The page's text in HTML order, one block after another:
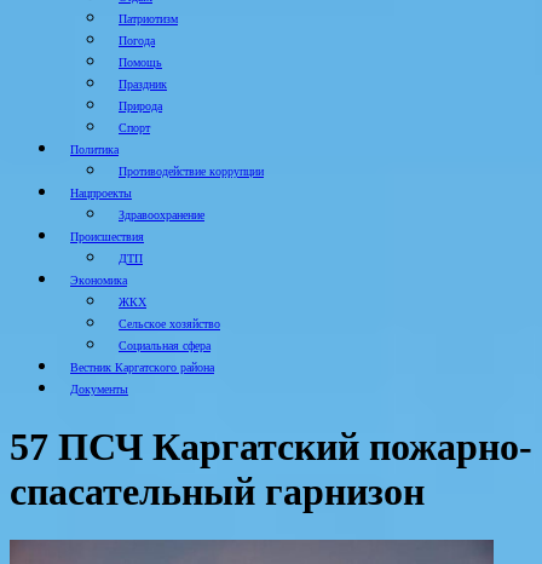
Патриотизм
Погода
Помощь
Праздник
Природа
Спорт
Политика
Противодействие коррупции
Нацпроекты
Здравоохранение
Происшествия
ДТП
Экономика
ЖКХ
Сельское хозяйство
Социальная сфера
Вестник Каргатского района
Документы
57 ПСЧ Каргатский пожарно-
спасательный гарнизон